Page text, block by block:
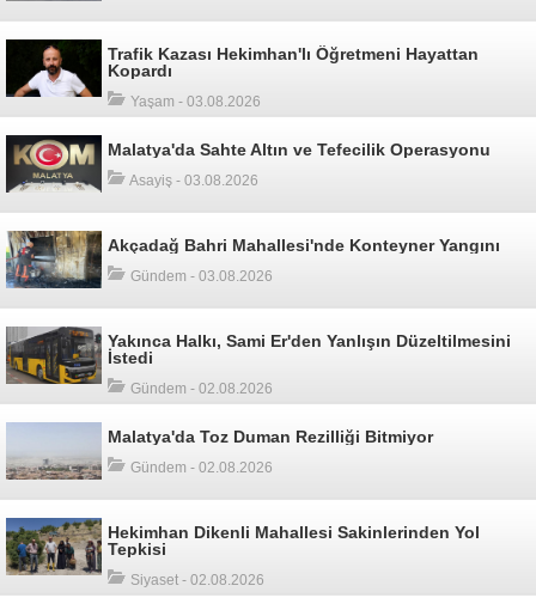
Trafik Kazası Hekimhan'lı Öğretmeni Hayattan
Kopardı
Yaşam - 03.08.2026
Malatya'da Sahte Altın ve Tefecilik Operasyonu
Asayiş - 03.08.2026
Akçadağ Bahri Mahallesi'nde Konteyner Yangını
Gündem - 03.08.2026
Yakınca Halkı, Sami Er'den Yanlışın Düzeltilmesini
İstedi
Gündem - 02.08.2026
Malatya'da Toz Duman Rezilliği Bitmiyor
Gündem - 02.08.2026
Hekimhan Dikenli Mahallesi Sakinlerinden Yol
Tepkisi
Siyaset - 02.08.2026